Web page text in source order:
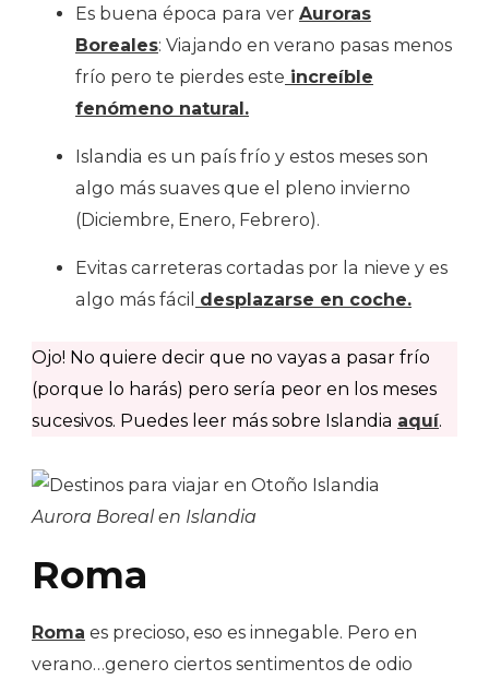
Es buena época para ver Auroras
Boreales: Viajando en verano pasas menos
frío pero te pierdes este increíble
fenómeno natural.
Islandia es un país frío y estos meses son
algo más suaves que el pleno invierno
(Diciembre, Enero, Febrero).
Evitas carreteras cortadas por la nieve y es
algo más fácil desplazarse en coche.
Ojo! No quiere decir que no vayas a pasar frío
(porque lo harás) pero sería peor en los meses
sucesivos. Puedes leer más sobre Islandia aquí.
Aurora Boreal en Islandia
Roma
Roma es precioso, eso es innegable. Pero en
verano…genero ciertos sentimentos de odio